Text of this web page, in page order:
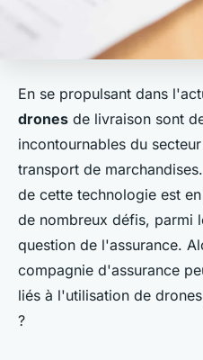
En se propulsant dans
drones de livraison sont
incontournables du
transport de
de cette technologie est
de nombreux défis, parmi
question de l'assurance.
compagnie d'assurance
liés à l'utilisation de
?